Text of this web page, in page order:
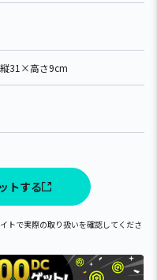
31×高さ9cm
トする
トで実際の取り扱いを確認してくださ